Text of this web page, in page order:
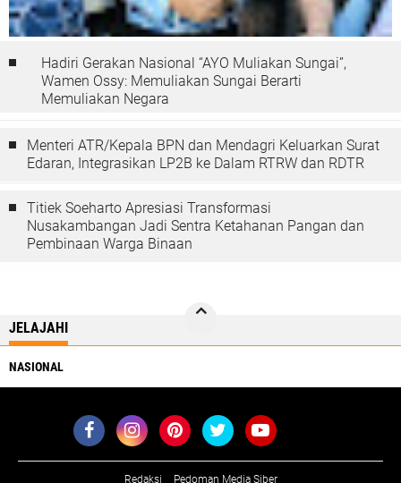
Hadiri Gerakan Nasional “AYO Muliakan Sungai”,
Wamen Ossy: Memuliakan Sungai Berarti
Memuliakan Negara
Menteri ATR/Kepala BPN dan Mendagri Keluarkan Surat
Edaran, Integrasikan LP2B ke Dalam RTRW dan RDTR
Titiek Soeharto Apresiasi Transformasi
Nusakambangan Jadi Sentra Ketahanan Pangan dan
Pembinaan Warga Binaan
JELAJAHI
NASIONAL
Redaksi Pedoman Media Siber